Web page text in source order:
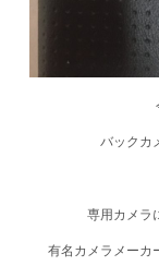
バックカ
専用カメラ
有名カメラメーカ